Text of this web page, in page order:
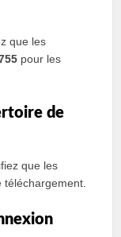
que les
pour les
de
que les